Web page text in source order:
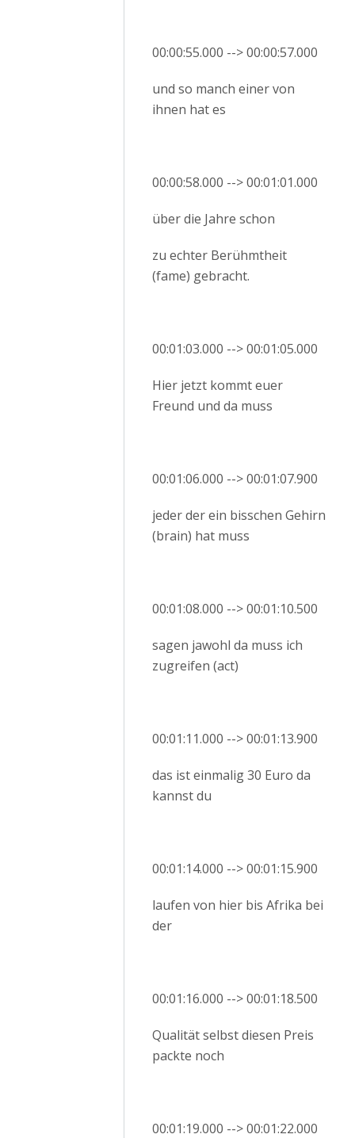
00:00:55.000 --> 00:00:57.000
und so manch einer von
ihnen hat es
00:00:58.000 --> 00:01:01.000
über die Jahre schon
zu echter Berühmtheit
(fame) gebracht.
00:01:03.000 --> 00:01:05.000
Hier jetzt kommt euer
Freund und da muss
00:01:06.000 --> 00:01:07.900
jeder der ein bisschen Gehirn
(brain) hat muss
00:01:08.000 --> 00:01:10.500
sagen jawohl da muss ich
zugreifen (act)
00:01:11.000 --> 00:01:13.900
das ist einmalig 30 Euro da
kannst du
00:01:14.000 --> 00:01:15.900
laufen von hier bis Afrika bei
der
00:01:16.000 --> 00:01:18.500
Qualität selbst diesen Preis
packte noch
00:01:19.000 --> 00:01:22.000